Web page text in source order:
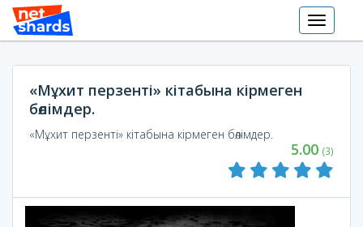
Toggle
«Мұхит перзенті» кітабына кірмеген
бөлімдер.
«Мұхит перзенті» кітабына кірмеген бөлімдер.
5.00 (3)